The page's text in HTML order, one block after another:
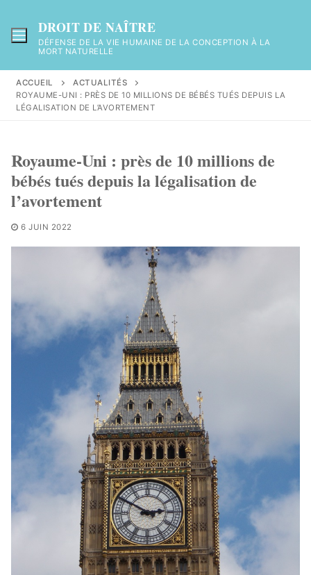
au
contenu
DROIT DE NAÎTRE
DÉFENSE DE LA VIE HUMAINE DE LA CONCEPTION À LA
MORT NATURELLE
ACCUEIL
ACTUALITÉS
ROYAUME-UNI : PRÈS DE 10 MILLIONS DE BÉBÉS TUÉS DEPUIS LA
LÉGALISATION DE L’AVORTEMENT
Royaume-Uni : près de 10 millions de
bébés tués depuis la légalisation de
l’avortement
6 JUIN 2022